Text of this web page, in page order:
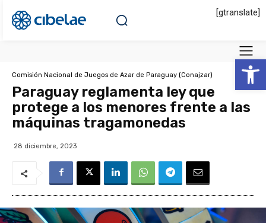
Abrir
[gtranslate]
Comisión Nacional de Juegos de Azar de Paraguay (Conajzar)
Paraguay reglamenta ley que
protege a los menores frente a las
máquinas tragamonedas
28 diciembre, 2023